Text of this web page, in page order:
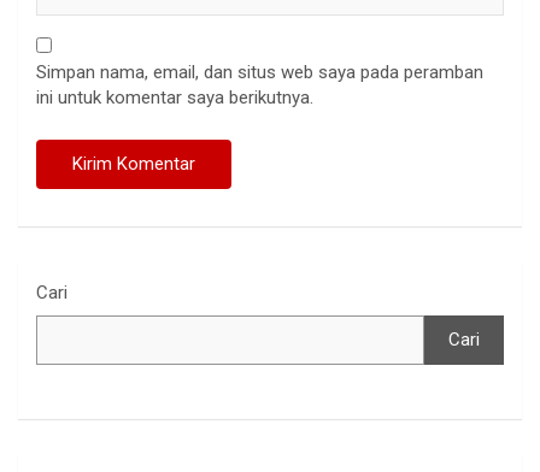
Simpan nama, email, dan situs web saya pada peramban
ini untuk komentar saya berikutnya.
Cari
Cari